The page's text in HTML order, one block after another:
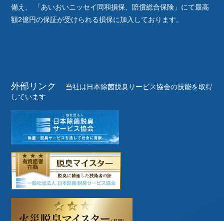
備え、
「あいおいニッセイ同和損保、賠償総合保険」にて最高
額2億円の保証が受けられる損保に加入しております。
外部リンク
当社は日本除菌脱臭サービス協会の技能を取得
しています